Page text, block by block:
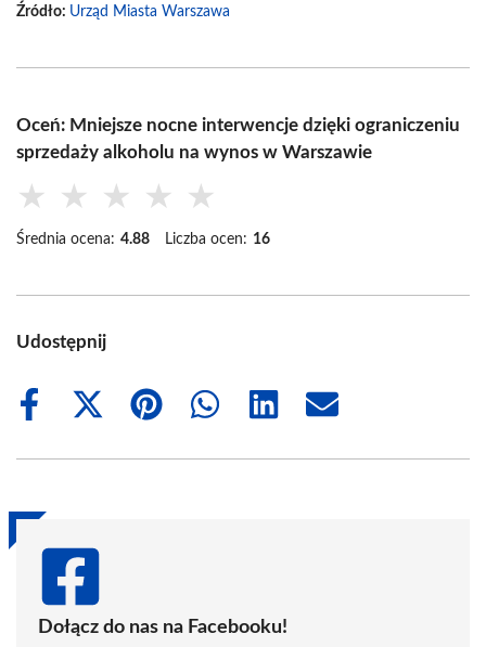
Źródło: Urząd Miasta Warszawa
Oceń: Mniejsze nocne interwencje dzięki ograniczeniu
sprzedaży alkoholu na wynos w Warszawie
★ ★ ★ ★ ★
Średnia ocena: 4.88 Liczba ocen: 16
Udostępnij
Share
Share
(Twitter)
Share
Share
Share
Share
Dołącz do nas na Facebooku!